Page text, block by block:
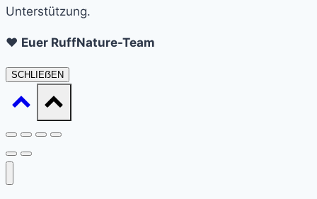
Unterstützung.
❤️ Euer RuffNature-Team
SCHLIEẞEN